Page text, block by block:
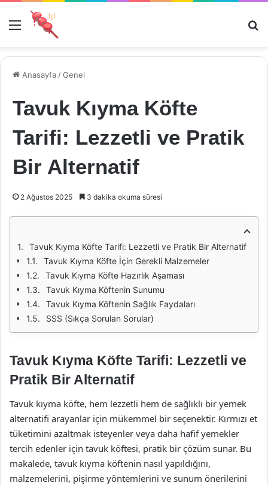
Menü
Anasayfa /Genel
Tavuk Kıyma Köfte
Tarifi: Lezzetli ve Pratik
Bir Alternatif
2 Ağustos 2025 3 dakika okuma süresi
Tavuk Kıyma Köfte Tarifi: Lezzetli ve Pratik Bir Alternatif
Tavuk Kıyma Köfte İçin Gerekli Malzemeler
Tavuk Kıyma Köfte Hazırlık Aşaması
Tavuk Kıyma Köftenin Sunumu
Tavuk Kıyma Köftenin Sağlık Faydaları
SSS (Sıkça Sorulan Sorular)
Tavuk Kıyma Köfte Tarifi: Lezzetli ve
Pratik Bir Alternatif
Tavuk kıyma köfte, hem lezzetli hem de sağlıklı bir yemek
alternatifi arayanlar için mükemmel bir seçenektir. Kırmızı et
tüketimini azaltmak isteyenler veya daha hafif yemekler
tercih edenler için tavuk köftesi, pratik bir çözüm sunar. Bu
makalede, tavuk kıyma köftenin nasıl yapıldığını,
malzemelerini, pişirme yöntemlerini ve sunum önerilerini